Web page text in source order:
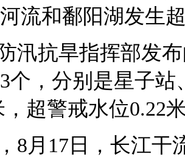
流和鄱阳湖发生
汛抗旱指挥部发
个，分别是星子
，超警戒水位0.22
8月17日，长江干